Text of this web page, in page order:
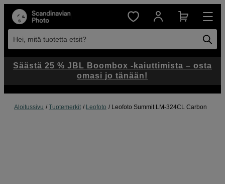
Hei, mitä tuotetta etsit?
Aloitussivu Tuotemerkit Leofoto Leofoto Summit LM-324CL Carbon
Säästä 25 % JBL Boombox -kaiuttimista – osta
omasi jo tänään!